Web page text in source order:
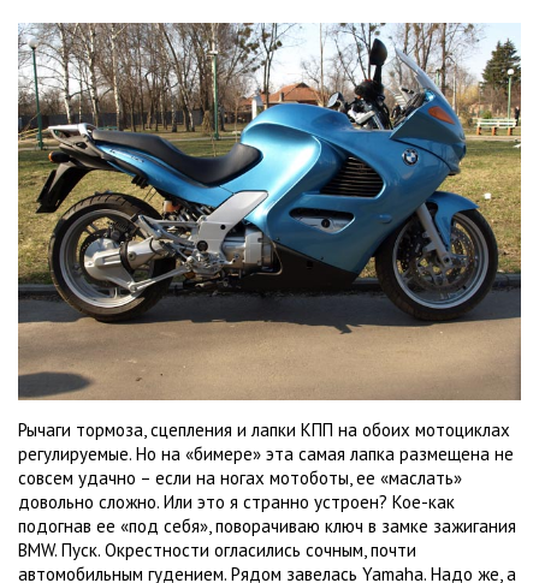
Рычаги тормоза, сцепления и лапки КПП на обоих мотоциклах
регулируемые. Но на «бимере» эта самая лапка размещена не
совсем удачно – если на ногах мотоботы, ее «маслать»
довольно сложно. Или это я странно устроен? Кое-как
подогнав ее «под себя», поворачиваю ключ в замке зажигания
BMW. Пуск. Окрестности огласились сочным, почти
автомобильным гудением. Рядом завелась Yamaha. Надо же, а